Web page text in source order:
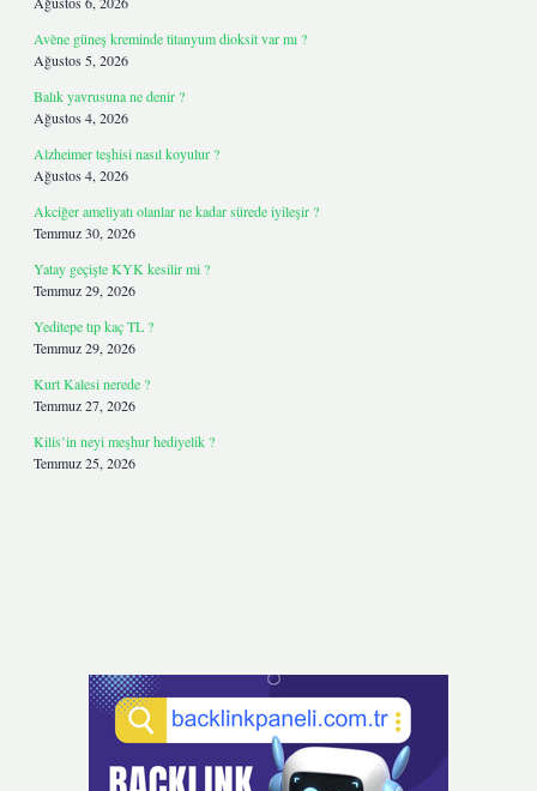
Avène güneş kreminde titanyum dioksit var mı ?
Ağustos 5, 2026
Balık yavrusuna ne denir ?
Ağustos 4, 2026
Alzheimer teşhisi nasıl koyulur ?
Ağustos 4, 2026
Akciğer ameliyatı olanlar ne kadar sürede iyileşir ?
Temmuz 30, 2026
Yatay geçişte KYK kesilir mi ?
Temmuz 29, 2026
Yeditepe tıp kaç TL ?
Temmuz 29, 2026
Kurt Kalesi nerede ?
Temmuz 27, 2026
Kilis’in neyi meşhur hediyelik ?
Temmuz 25, 2026